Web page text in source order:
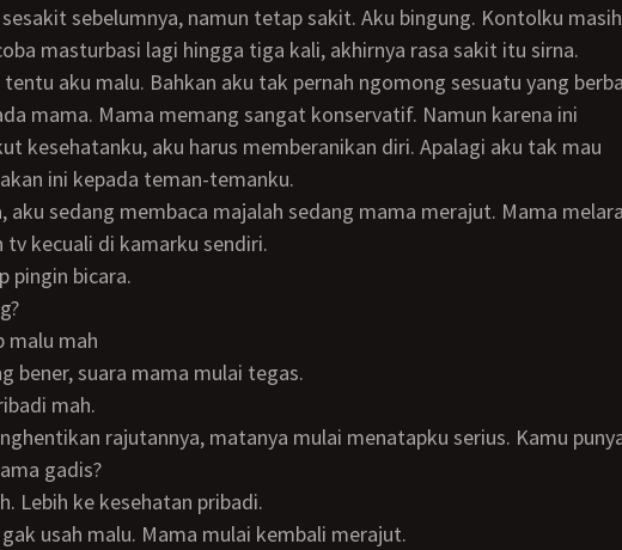
sebelumnya, namun tetap sakit. Aku bingung. Kontolku masih
masturbasi lagi hingga tiga kali, akhirnya rasa sakit itu sirna.
mama. Mama memang sangat konservatif. Namun karena ini
kesehatanku, aku harus memberanikan diri. Apalagi aku tak mau
ini kepada teman-temanku.
tv kecuali di kamarku sendiri.
pingin bicara.
malu mah
bener, suara mama mulai tegas.
mah.
gadis?
Lebih ke kesehatan pribadi.
gak usah malu. Mama mulai kembali merajut.